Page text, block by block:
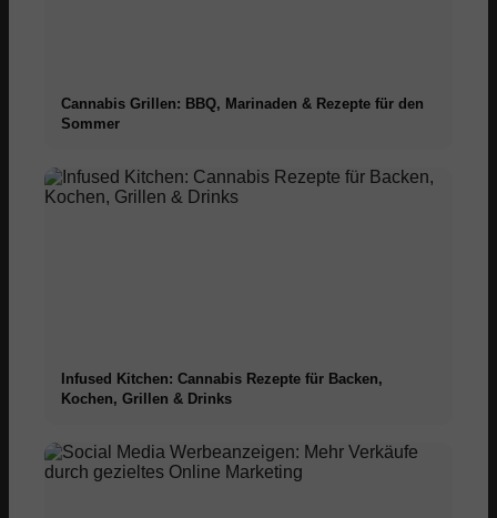
Cannabis Grillen: BBQ, Marinaden & Rezepte für den
Sommer
Infused Kitchen: Cannabis Rezepte für Backen,
Kochen, Grillen & Drinks